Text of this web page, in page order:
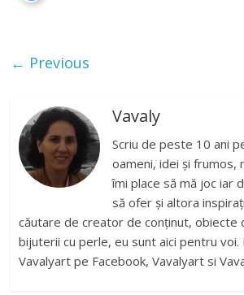
← Previous
Vavaly
Scriu de peste 10 ani
oameni, idei și frumos,
îmi place să mă joc iar
să ofer și altora
căutare de creator de conținut, obiecte
bijuterii cu perle, eu sunt aici pentru voi.
Vavalyart pe Facebook, Vavalyart si